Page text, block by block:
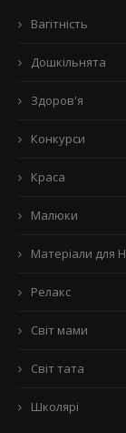
Вагітність
Дошкільнята
Здоров'я
Конкурси
Краса
Малюки
Матеріали для
Релакс
Світ мами
Світ тата
Школярі